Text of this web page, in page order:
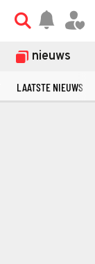
nieuws
LAATSTE NIEUWS